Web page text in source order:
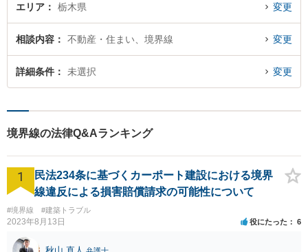
エリア 栃木県 変更
相談内容 不動産・住まい、境界線 変更
詳細条件 未選択 変更
境界線の法律Q&Aランキング
1
民法234条に基づくカーポート建設における境界
線違反による損害賠償請求の可能性について
#境界線 #建築トラブル
2023年8月13日 役にたった 6